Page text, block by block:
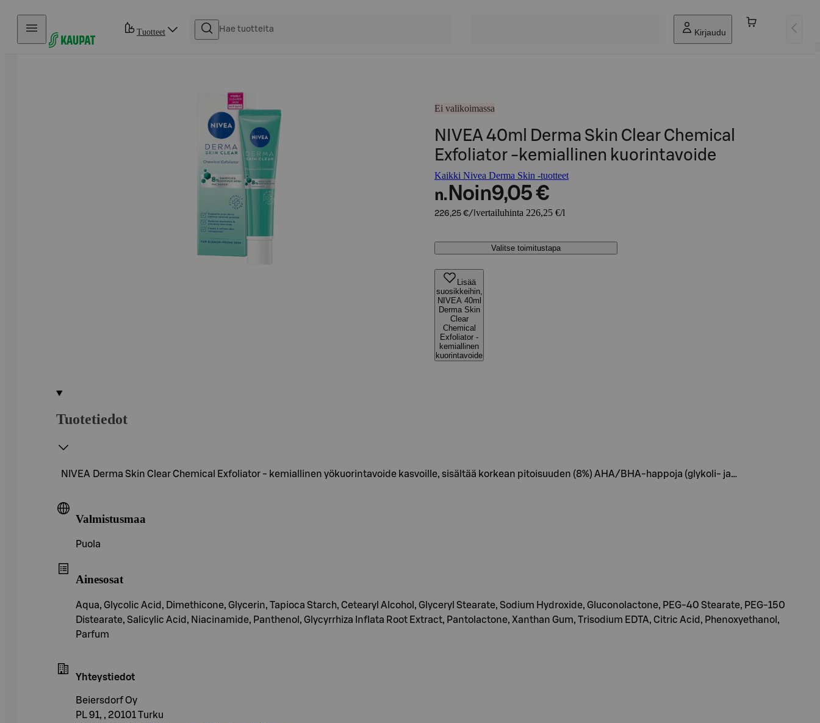
Hyppää sisältöön
Tuotteet Kirjaudu
Ei valikoimassa
NIVEA 40ml Derma Skin Clear Chemical
Exfoliator -kemiallinen kuorintavoide
Kaikki Nivea Derma Skin -tuotteet
n. Noin9,05 €
226,25 €/l vertailuhinta 226,25 €/l
Valitse toimitustapa
Lisää
suosikkeihin,
NIVEA 40ml
Derma Skin
Clear
Chemical
Exfoliator -
kemiallinen
kuorintavoide
Tuotetiedot
NIVEA Derma Skin Clear Chemical Exfoliator - kemiallinen yökuorintavoide kasvoille, sisältää korkean pitoisuuden (8%) AHA/BHA-happoja (glykoli- ja…
Valmistusmaa
Puola
Ainesosat
Aqua, Glycolic Acid, Dimethicone, Glycerin, Tapioca Starch, Cetearyl Alcohol, Glyceryl Stearate, Sodium Hydroxide, Gluconolactone, PEG-40 Stearate, PEG-150
Distearate, Salicylic Acid, Niacinamide, Panthenol, Glycyrrhiza Inflata Root Extract, Pantolactone, Xanthan Gum, Trisodium EDTA, Citric Acid, Phenoxyethanol,
Parfum
Yhteystiedot
Beiersdorf Oy
PL 91, , 20101 Turku